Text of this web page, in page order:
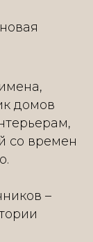
домов
со времен
–